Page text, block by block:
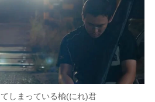
しまっている楡(にれ)君